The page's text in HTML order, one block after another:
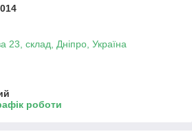
23, склад, Дніпро, Україна
роботи